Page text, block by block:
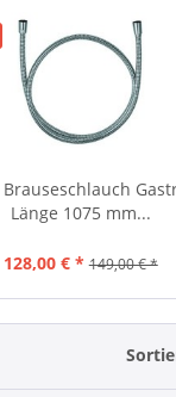
Brauseschlauch
Länge 1075 mm...
128,00 € * 149,00 € *